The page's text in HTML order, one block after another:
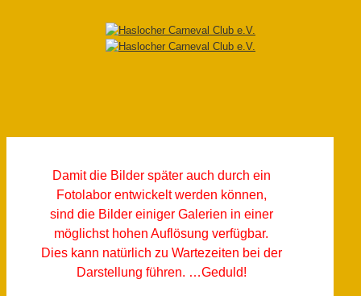
Damit die Bilder später auch durch ein
Fotolabor entwickelt werden können,
sind die Bilder einiger Galerien in einer
möglichst hohen Auflösung verfügbar.
Dies kann natürlich zu Wartezeiten bei der
Darstellung führen. …Geduld!